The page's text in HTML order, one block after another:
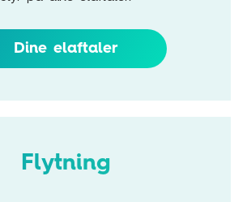
Dine elaftaler
Flytning